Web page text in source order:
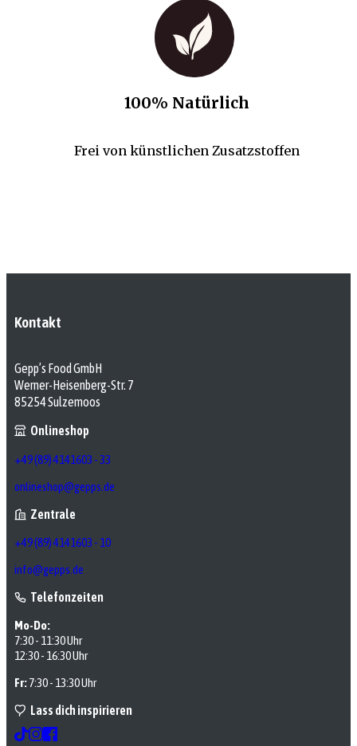
100% Natürlich
Frei von künstlichen Zusatzstoffen
Kontakt
Gepp’s Food GmbH
Werner-Heisenberg-Str. 7
85254 Sulzemoos
Onlineshop
+49 (89) 4141603 - 33
onlineshop@gepps.de
Zentrale
+49 (89) 4141603 - 10
info@gepps.de
Telefonzeiten
Mo-Do:
7:30 - 11:30 Uhr
12:30 - 16:30 Uhr
Fr:7:30 - 13:30 Uhr
Lass dich inspirieren